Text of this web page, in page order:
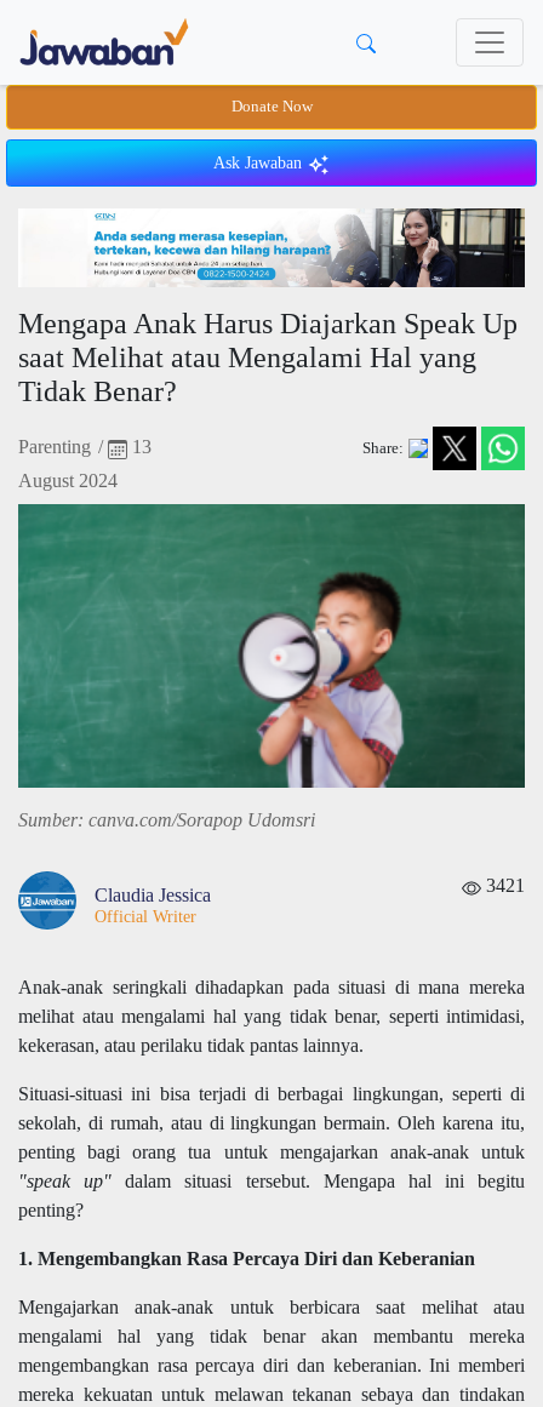
Donate Now
Ask Jawaban
Mengapa Anak Harus Diajarkan Speak Up
saat Melihat atau Mengalami Hal yang
Tidak Benar?
Parenting /
13
August 2024
Share:
Sumber: canva.com/Sorapop Udomsri
Claudia Jessica
Official Writer
3421
Anak-anak seringkali dihadapkan pada situasi di mana mereka
melihat atau mengalami hal yang tidak benar, seperti intimidasi,
kekerasan, atau perilaku tidak pantas lainnya.
Situasi-situasi ini bisa terjadi di berbagai lingkungan, seperti di
sekolah, di rumah, atau di lingkungan bermain. Oleh karena itu,
penting bagi orang tua untuk mengajarkan anak-anak untuk
"speak up" dalam situasi tersebut. Mengapa hal ini begitu
penting?
1. Mengembangkan Rasa Percaya Diri dan Keberanian
Mengajarkan anak-anak untuk berbicara saat melihat atau
mengalami hal yang tidak benar akan membantu mereka
mengembangkan rasa percaya diri dan keberanian. Ini memberi
mereka kekuatan untuk melawan tekanan sebaya dan tindakan